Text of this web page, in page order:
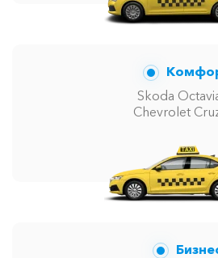
Skoda
Chevrolet